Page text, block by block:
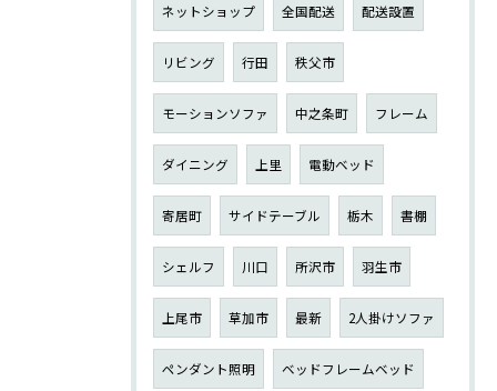
ネットショップ 全国配送 配送設置
リビング 行田 秩父市
モーションソファ 中之条町 フレーム
ダイニング 上里 電動ベッド
寄居町 サイドテーブル 栃木 書棚
シェルフ 川口 所沢市 羽生市
上尾市 草加市 最新 2人掛けソファ
ペンダント照明 ベッドフレームベッド